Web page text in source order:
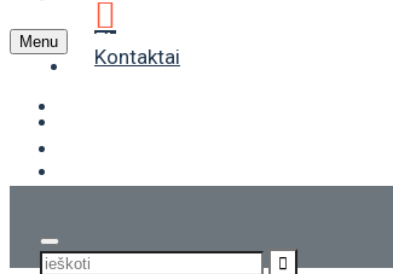
Kontaktai
ŽIEMINĖS PADANGOS
Menu